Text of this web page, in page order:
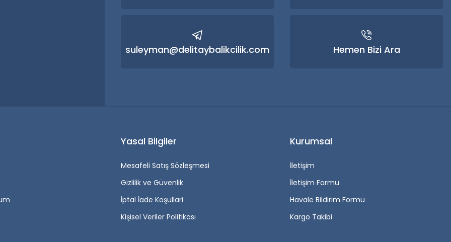
suleyman@delitaybalikcilik.com Hemen Bizi Ara
Yasal Bilgiler
Mesafeli Satış Sözleşmesi
Gizlilik ve Güvenlik
İptal İade Koşullari
Kişisel Veriler Politikası
Kurumsal
İletişim
İletişim Formu
Havale Bildirim Formu
Kargo Takibi